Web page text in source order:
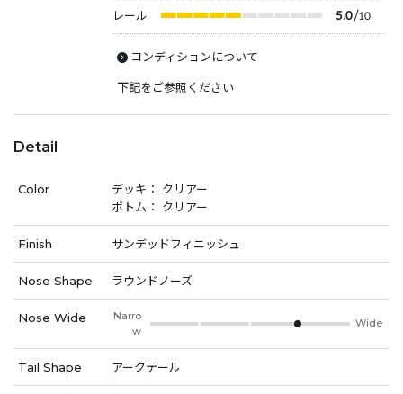
レール 5.0/10
コンディションについて
下記をご参照ください
Detail
Color
デッキ： クリアー
ボトム： クリアー
Finish サンデッドフィニッシュ
Nose Shape ラウンドノーズ
Nose Wide
Narro
w
Wide
Tail Shape アークテール